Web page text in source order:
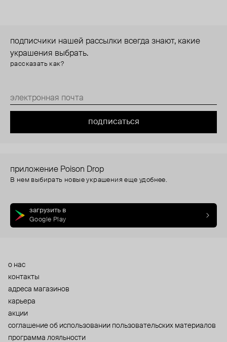
подписчики нашей рассылки всегда знают, какие
украшения выбрать.
рассказать как?
подписаться
приложение Poison Drop
В нем выбирать новые украшения еще удобнее.
загрузить в
Google Play
о нас
контакты
адреса магазинов
карьера
акции
cоглашение об использовании пользовательских материалов
программа лояльности